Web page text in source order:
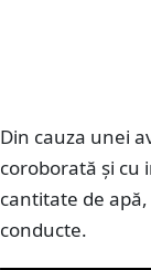
Din cauza unei
coroborată și cu
cantitate de
conducte.